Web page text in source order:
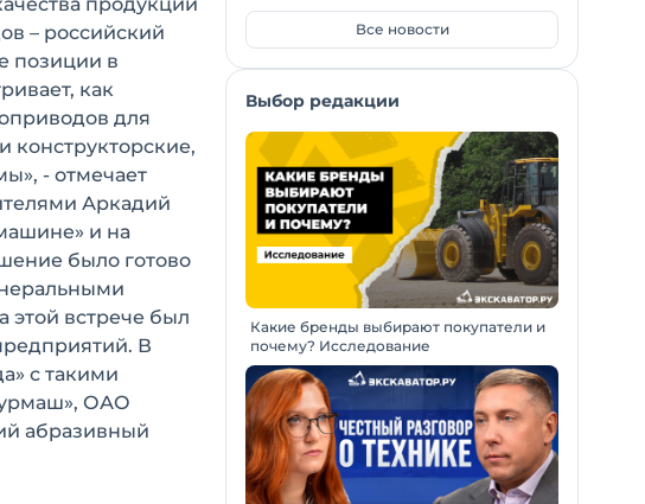
– российский
позиции в
как
для
конструкторские,
- отмечает
Аркадий
и на
было готово
этой встрече был
В
с такими
ОАО
абразивный
Все новости
Выбор редакции
Какие бренды выбирают покупатели и
почему? Исследование